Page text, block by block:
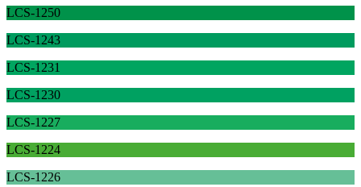
LCS-1250
LCS-1243
LCS-1231
LCS-1230
LCS-1227
LCS-1224
LCS-1226